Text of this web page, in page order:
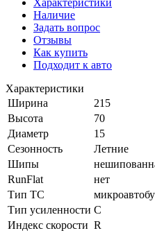
Наличие
Задать вопрос
Отзывы
Как купить
Подходит к авто
Характеристики
Ширина
215
Высота
70
Диаметр
15
Сезонность
Летние
Шипы
RunFlat
нет
Тип ТС
Тип усиленности C
Индекс скорости R